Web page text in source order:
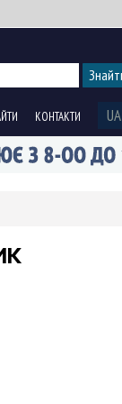
КОНТАКТИ UA